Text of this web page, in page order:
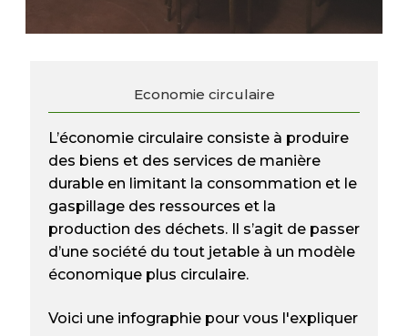
Economie circulaire
L’économie circulaire consiste à produire
des biens et des services de manière
durable en limitant la consommation et le
gaspillage des ressources et la
production des déchets. Il s’agit de passer
d’une société du tout jetable à un modèle
économique plus circulaire.
Voici une infographie pour vous l'expliquer